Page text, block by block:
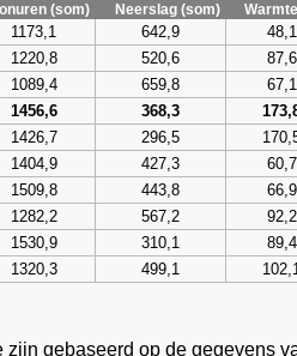
(som) Neerslag (som)
1173,1 642,9 48,1
1220,8 520,6 87,6
1089,4 659,8 67,1
1456,6 368,3
1426,7 296,5
1404,9 427,3 60,7
1509,8 443,8 66,9
1282,2 567,2 92,2
1530,9 310,1 89,4
1320,3 499,1
zijn gebaseerd op de gegevens